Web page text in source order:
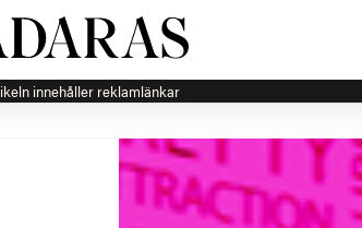
innehåller reklamlänkar